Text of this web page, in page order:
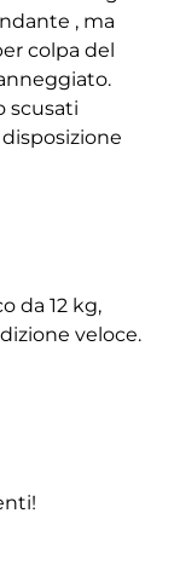
, ma
colpa del
scusati
da 12 kg,
veloce.